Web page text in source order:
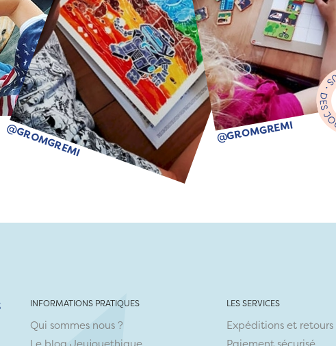
@GROMGREMI @GROMGREMI
INFORMATIONS PRATIQUES
Qui sommes nous ?
LES SERVICES
Expéditions et retours